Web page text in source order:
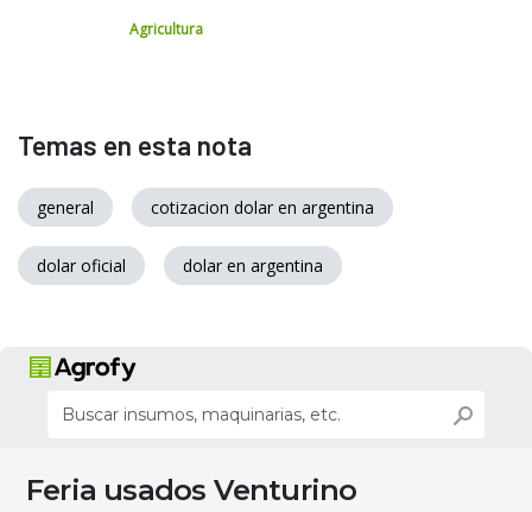
Agricultura
Temas en esta nota
general cotizacion dolar en argentina
dolar oficial dolar en argentina
Feria usados Venturino